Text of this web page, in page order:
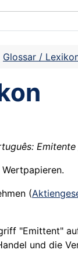
Glossar /
Wertpapieren.
(
"Emittent"
und die